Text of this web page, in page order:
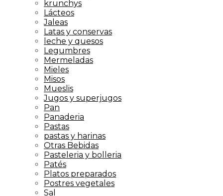
krunchys
Lácteos
Jaleas
Latas y conservas
leche y quesos
Legumbres
Mermeladas
Mieles
Misos
Mueslis
Jugos y superjugos
Pan
Panaderia
Pastas
pastas y harinas
Otras Bebidas
Pasteleria y bolleria
Patés
Platos preparados
Postres vegetales
Sal